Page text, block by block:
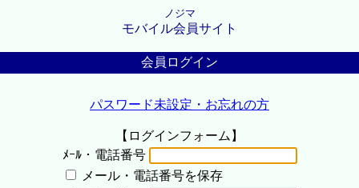
ノジマ
モバイル会員サイト
会員ログイン
パスワード未設定・お忘れの方
【ログインフォーム】
ﾒｰﾙ・電話番号
メール・電話番号を保存